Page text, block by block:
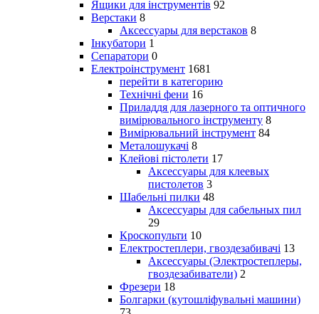
Ящики для інструментів 92
Верстаки 8
Аксессуары для верстаков 8
Інкубатори 1
Сепаратори 0
Електроінструмент 1681
перейти в категорию
Технічні фени 16
Приладдя для лазерного та оптичного
вимірювального інструменту 8
Вимірювальний інструмент 84
Металошукачі 8
Клейові пістолети 17
Аксессуары для клеевых
пистолетов 3
Шабельні пилки 48
Аксессуары для сабельных пил
29
Кроскопульти 10
Електростеплери, гвоздезабивачі 13
Аксессуары (Электростеплеры,
гвоздезабиватели) 2
Фрезери 18
Болгарки (кутошліфувальні машини)